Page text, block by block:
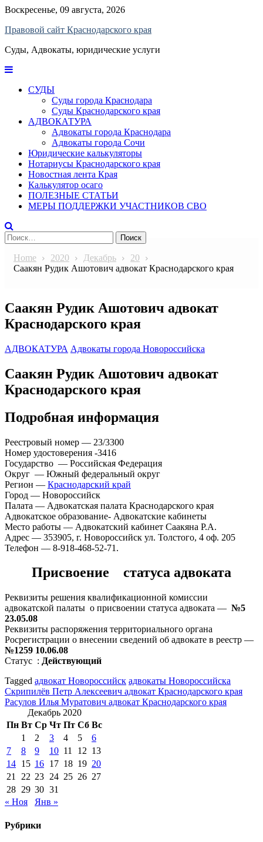
Skip
content
Воскресенье, 09 августа, 2026
Правовой сайт Краснодарского края
Суды, Адвокаты, юридические услуги
СУДЫ
Суды города Краснодара
Суды Краснодарского края
АДВОКАТУРА
Адвокаты города Краснодара
Адвокаты города Сочи
Юридические калькуляторы
Нотариусы Краснодарского края
Новостная лента Края
Калькулятор осаго
ПОЛЕЗНЫЕ СТАТЬИ
МЕРЫ ПОДДЕРЖКИ УЧАСТНИКОВ СВО
Найти:
Home 2020 Декабрь
20
Саакян Рудик Ашотович адвокат Краснодарского края
Саакян Рудик Ашотович адвокат
Краснодарского края
АДВОКАТУРА Адвокаты города Новороссийска
Саакян Рудик Ашотович адвокат
Краснодарского края
Подробная информация
Реестровый номер — 23/3300
Номер удостоверения -3416
Государство — Российская Федерация
Округ — Южный федеральный округ
Регион — Краснодарский край
Город — Новороссийск
Палата — Адвокатская палата Краснодарского края
Адвокатское образование- Адвокатские кабинеты
Место работы — Адвокатский кабинет Саакяна Р.А.
Адрес — 353905, г. Новороссийск ул. Толстого, 4 оф. 205
Телефон — 8-918-468-52-71.
Присвоение статуса адвоката
Реквизиты решения квалификационной комиссии
адвокатской палаты о присвоении статуса адвоката — №5
23.05.08
Реквизиты распоряжения территориального органа
Росрегистрации о внесении сведений об адвокате в реестр —
№1259 10.06.08
Статус : Действующий
Tagged адвокат Новороссийск адвокаты Новороссийска
Навигация
по
записям
Скрипилёв Петр Алексеевич адвокат Краснодарского края
Расулов Илья Муратович адвокат Краснодарского края
Декабрь 2020
Пн Вт Ср Чт Пт Сб Вс
1
2 3 4 5
6
7
8 9 10 11 12 13
14 15 16 17 18 19 20
21
22 23 24 25 26 27
28 29 30 31
« Ноя
Янв »
Рубрики